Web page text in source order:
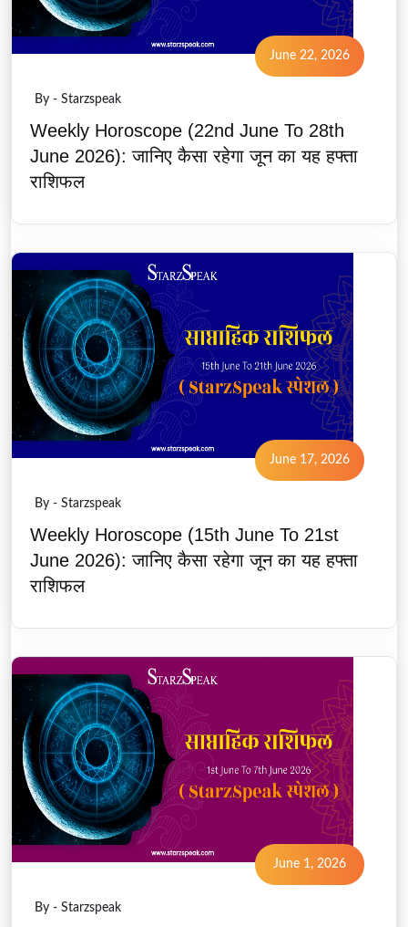
June 22, 2026
By - Starzspeak
Weekly Horoscope (22nd June To 28th
June 2026): जानिए कैसा रहेगा जून का यह हफ्ता
राशिफल
June 17, 2026
By - Starzspeak
Weekly Horoscope (15th June To 21st
June 2026): जानिए कैसा रहेगा जून का यह हफ्ता
राशिफल
June 1, 2026
By - Starzspeak